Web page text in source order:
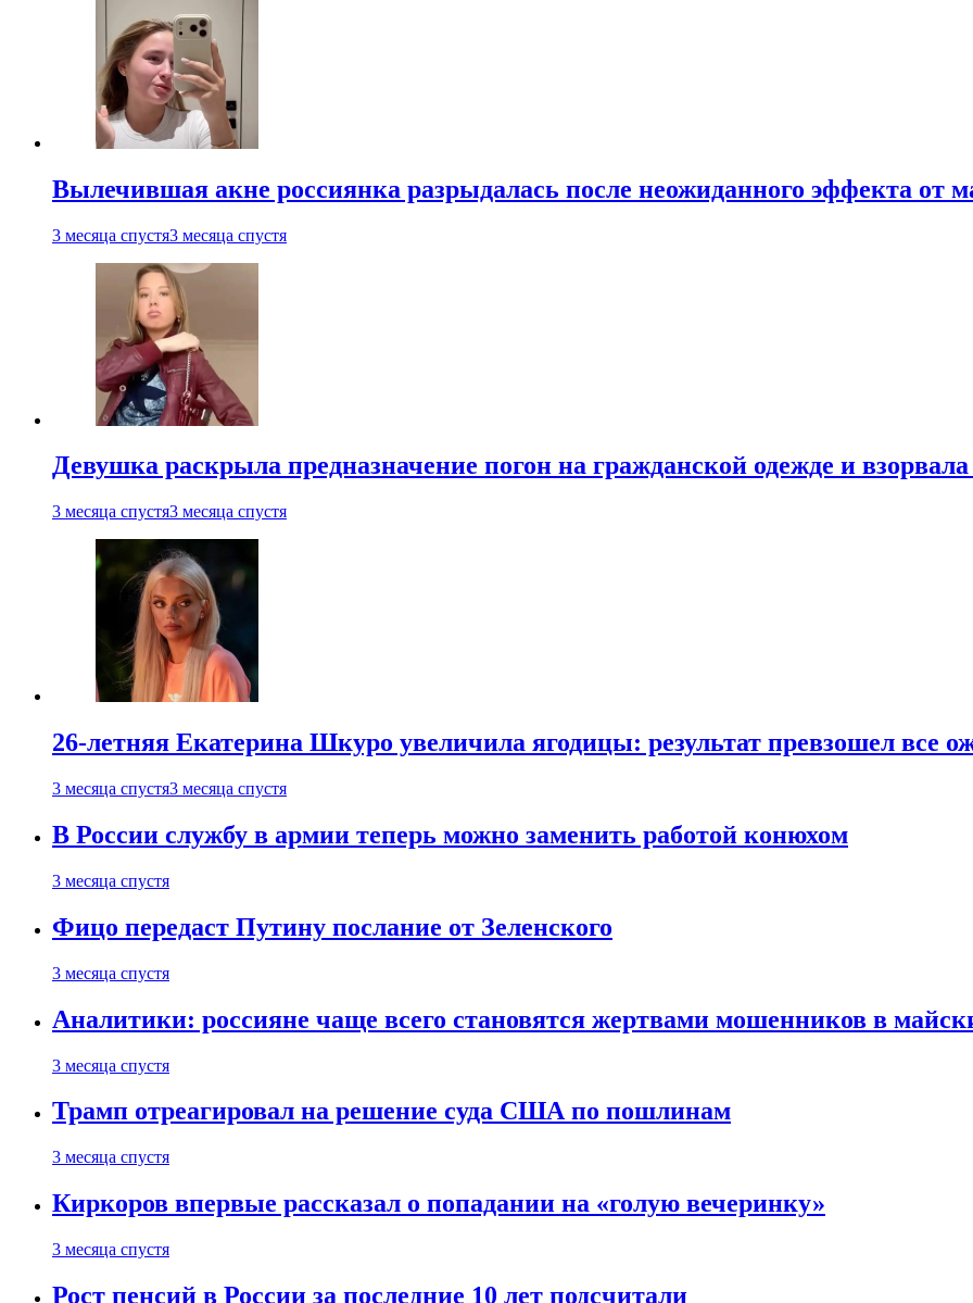
Вылечившая акне россиянка разрыдалась после неожиданного эффекта от
3 месяца спустя3 месяца спустя
Девушка раскрыла предназначение погон на гражданской одежде и взорвала
3 месяца спустя3 месяца спустя
26-летняя Екатерина Шкуро увеличила ягодицы: результат превзошел все
3 месяца спустя3 месяца спустя
В России службу в армии теперь можно заменить работой конюхом
3 месяца спустя
Фицо передаст Путину послание от Зеленского
3 месяца спустя
Аналитики: россияне чаще всего становятся жертвами мошенников в
3 месяца спустя
Трамп отреагировал на решение суда США по пошлинам
3 месяца спустя
Киркоров впервые рассказал о попадании на «голую вечеринку»
3 месяца спустя
Рост пенсий в России за последние 10 лет подсчитали